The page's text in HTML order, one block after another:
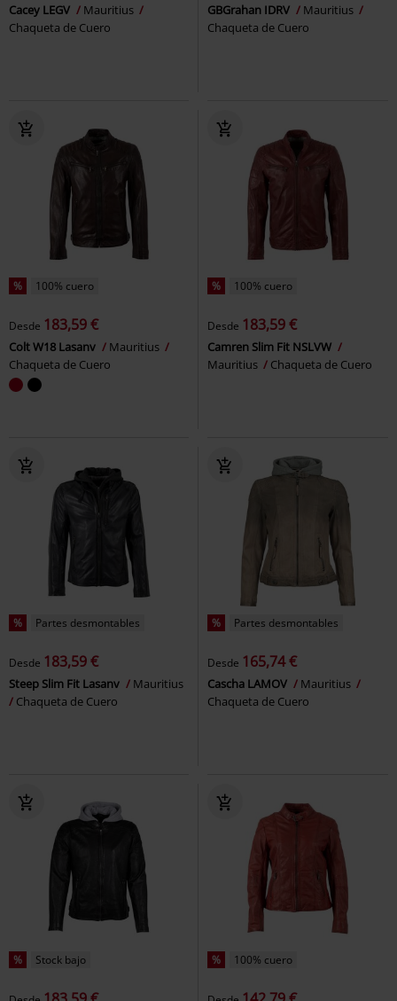
Cacey LEGV
Mauritius
Chaqueta de Cuero
GBGrahan IDRV
Mauritius
Chaqueta de Cuero
% 100% cuero
Desde 183,59 €
Colt W18 Lasanv
Mauritius
Chaqueta de Cuero
% 100% cuero
Desde 183,59 €
Camren Slim Fit NSLVW
Mauritius
Chaqueta de Cuero
% Partes desmontables
Desde 183,59 €
Steep Slim Fit Lasanv
Mauritius
Chaqueta de Cuero
% Partes desmontables
Desde 165,74 €
Cascha LAMOV
Mauritius
Chaqueta de Cuero
% Stock bajo % 100% cuero